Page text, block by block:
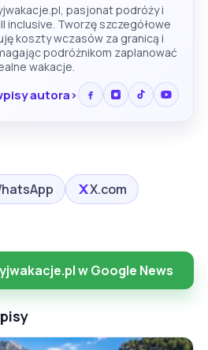
pasjonat podróży i
inclusive. Tworzę szczegółowe
koszty wczasów za granicą i
podróżnikom zaplanować
wakacje.
autora
X.com
w Google News